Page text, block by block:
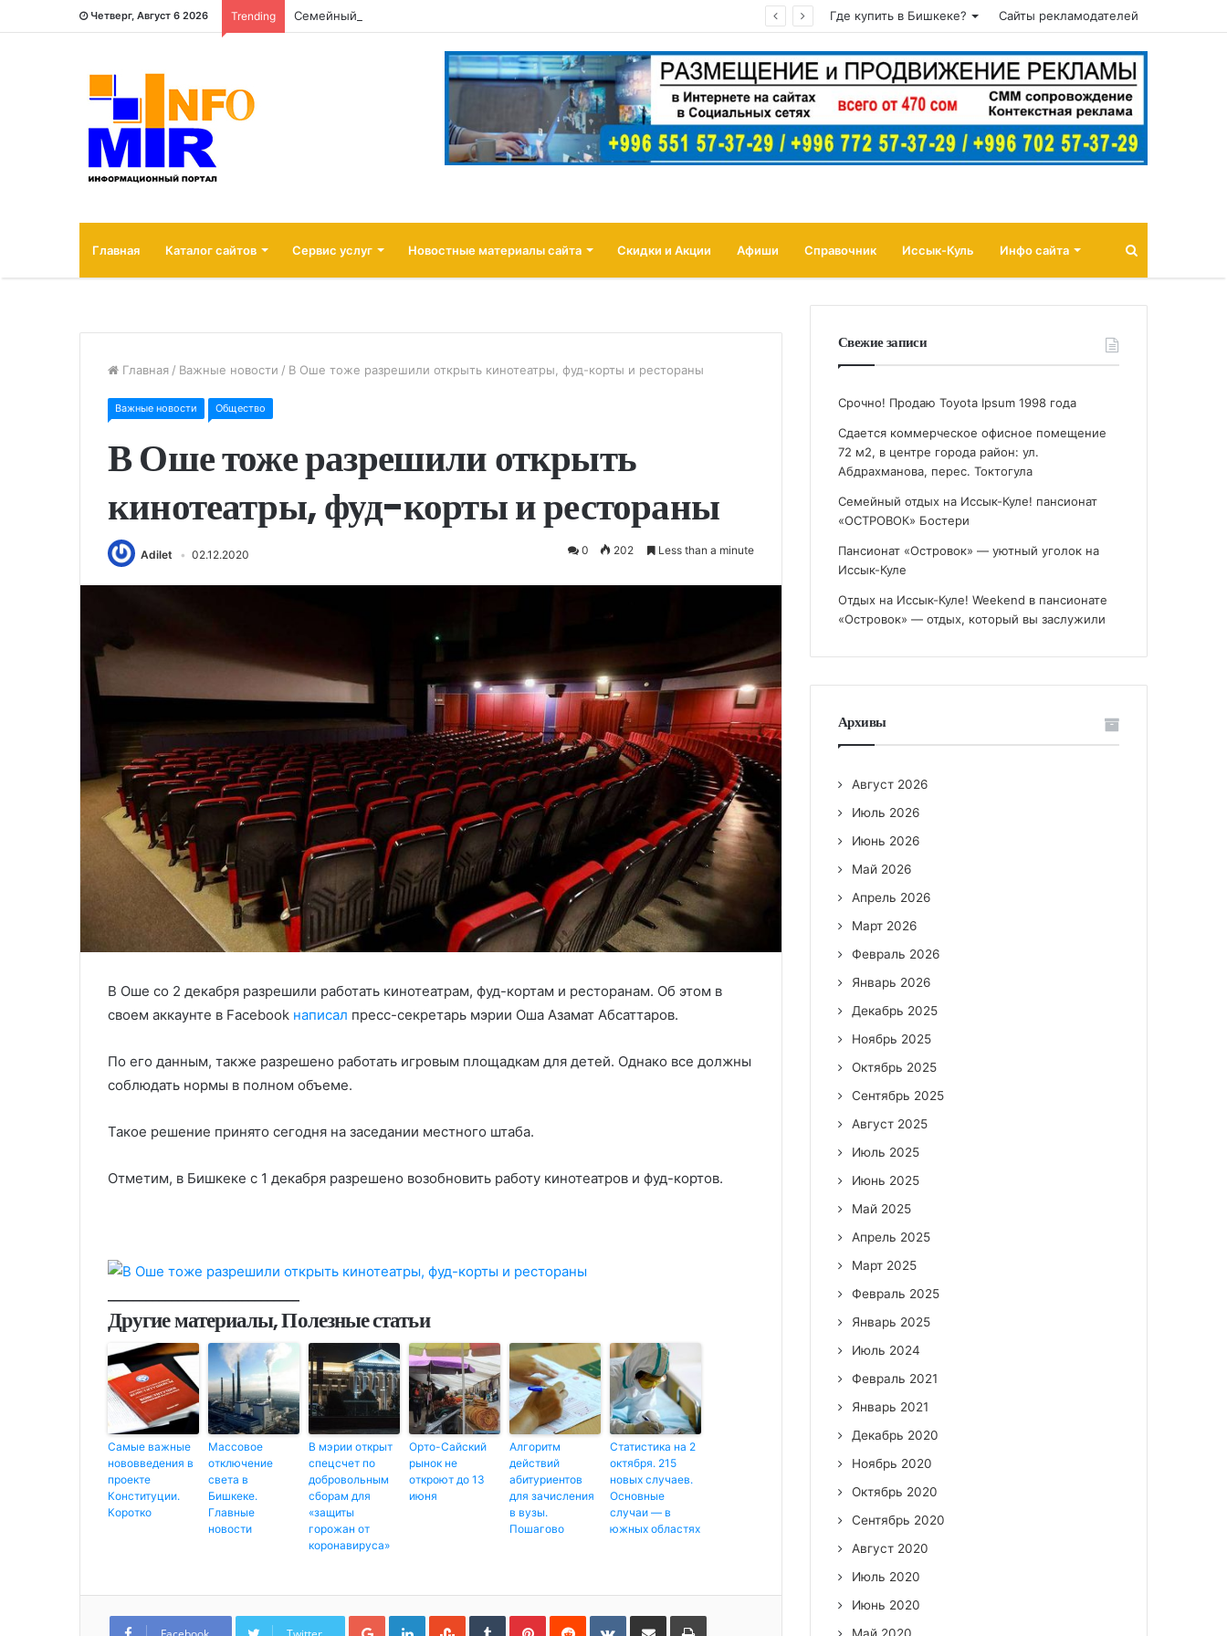
Четверг, Август 6 2026 Trending Семейный отдых на Иссык-Куле! пансионат «ОСТРОВОК» Бостери Где купить в Бишкеке? Сайты рекламодателей
Главная Каталог сайтов Сервис услуг Новостные материалы сайта Скидки и Акции Афиши Справочник Иссык-Куль Инфо сайта
Главная / Важные новости / В Оше тоже разрешили открыть кинотеатры, фуд-корты и рестораны
Важные новости Общество
В Оше тоже разрешили открыть
кинотеатры, фуд-корты и рестораны
Adilet 02.12.2020 0 202 Less than a minute
В Оше со 2 декабря разрешили работать кинотеатрам, фуд-кортам и ресторанам. Об этом в
своем аккаунте в Facebook написал пресс-секретарь мэрии Оша Азамат Абсаттаров.
По его данным, также разрешено работать игровым площадкам для детей. Однако все должны
соблюдать нормы в полном объеме.
Такое решение принято сегодня на заседании местного штаба.
Отметим, в Бишкеке с 1 декабря разрешено возобновить работу кинотеатров и фуд-кортов.
Другие материалы, Полезные статьи
Самые важные
нововведения в
проекте
Конституции.
Коротко
Массовое
отключение
света в
Бишкеке.
Главные
новости
В мэрии открыт
спецсчет по
добровольным
сборам для
«защиты
горожан от
коронавируса»
Орто-Сайский
рынок не
откроют до 13
июня
Алгоритм
действий
абитуриентов
для зачисления
в вузы.
Пошагово
Статистика на 2
октября. 215
новых случаев.
Основные
случаи — в
южных областях
G L S T P R V П
Свежие записи
Срочно! Продаю Toyota Ipsum 1998 года
Сдается коммерческое офисное помещение
72 м2, в центре города район: ул.
Абдрахманова, перес. Токтогула
Семейный отдых на Иссык-Куле! пансионат
«ОСТРОВОК» Бостери
Пансионат «Островок» — уютный уголок на
Иссык-Куле
Отдых на Иссык-Куле! Weekend в пансионате
«Островок» — отдых, который вы заслужили
Архивы
Август 2026
Июль 2026
Июнь 2026
Май 2026
Апрель 2026
Март 2026
Февраль 2026
Январь 2026
Декабрь 2025
Ноябрь 2025
Октябрь 2025
Сентябрь 2025
Август 2025
Июль 2025
Июнь 2025
Май 2025
Апрель 2025
Март 2025
Февраль 2025
Январь 2025
Июль 2024
Февраль 2021
Январь 2021
Декабрь 2020
Ноябрь 2020
Октябрь 2020
Сентябрь 2020
Август 2020
Июль 2020
Июнь 2020